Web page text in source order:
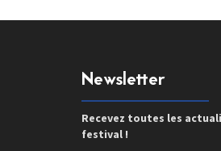
Newsletter
Recevez toutes les
festival !